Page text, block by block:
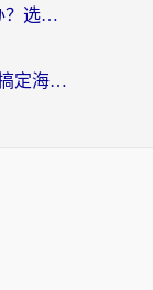
在国外登录不了国内小程序怎么办？选对回国加速器，轻松解锁国内资源
在美国怎么用酷我听周杰伦？3步搞定海外听歌难题